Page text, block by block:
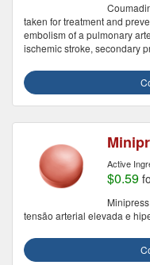
taken for treatment and
embolism of a pulmonary
ischemic stroke, secondary
Active
$0.59
tensão arterial elevada e